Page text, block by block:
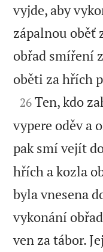
vyjde, aby
zápalnou oběť
obřad smíření
oběti za hřích

26 Ten, kdo
vypere oděv a
pak smí vejít
hřích a kozla
byla vnesena
vykonání
ven za tábor.